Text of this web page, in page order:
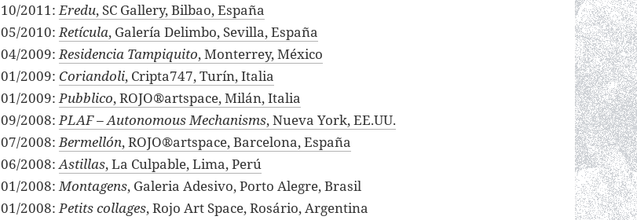
10/2011:Eredu, SC Gallery, Bilbao, España
05/2010:Retícula, Galería Delimbo, Sevilla, España
04/2009:Residencia Tampiquito, Monterrey, México
01/2009: Coriandoli, Cripta747, Turín, Italia
01/2009:Pubblico, ROJO®artspace, Milán, Italia
09/2008:PLAF – Autonomous Mechanisms, Nueva York, EE.UU.
07/2008:Bermellón, ROJO®artspace, Barcelona, España
06/2008:Astillas, La Culpable, Lima, Perú
01/2008:Montagens, Galeria Adesivo, Porto Alegre, Brasil
01/2008:Petits collages, Rojo Art Space, Rosário, Argentina